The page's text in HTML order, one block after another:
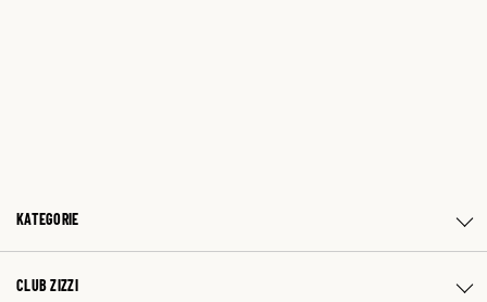
KATEGORIE
CLUB ZIZZI